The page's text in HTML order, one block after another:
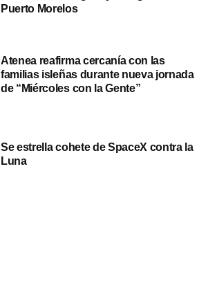
Puerto Morelos
Atenea reafirma cercanía con las
familias isleñas durante nueva jornada
de “Miércoles con la Gente”
Se estrella cohete de SpaceX contra la
Luna